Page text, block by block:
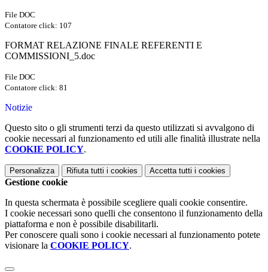
File DOC
Contatore click: 107
FORMAT RELAZIONE FINALE REFERENTI E
COMMISSIONI_5.doc
File DOC
Contatore click: 81
Notizie
Questo sito o gli strumenti terzi da questo utilizzati si avvalgono di
cookie necessari al funzionamento ed utili alle finalità illustrate nella
COOKIE POLICY.
Personalizza Rifiuta tutti i cookies Accetta tutti i cookies
Gestione cookie
In questa schermata è possibile scegliere quali cookie consentire.
I cookie necessari sono quelli che consentono il funzionamento della
piattaforma e non è possibile disabilitarli.
Per conoscere quali sono i cookie necessari al funzionamento potete
visionare la COOKIE POLICY.